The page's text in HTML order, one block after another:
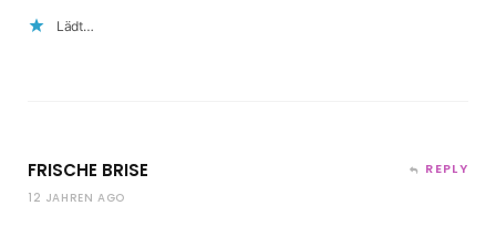
Lädt…
FRISCHE BRISE
12 JAHREN AGO
REPLY